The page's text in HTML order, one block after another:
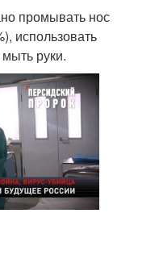
промывать нос
использовать
руки.